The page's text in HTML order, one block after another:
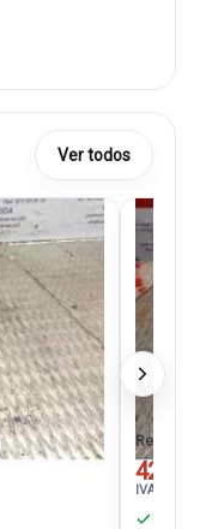
Ver todos
Ref.
42,35 €
IVA incluido